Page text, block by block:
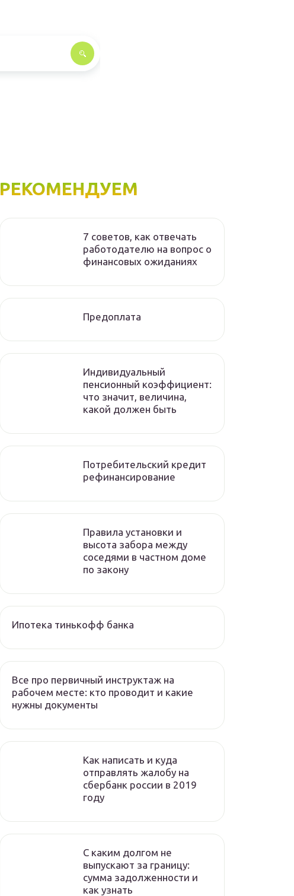
РЕКОМЕНДУЕМ
7 советов, как отвечать
работодателю на вопрос о
финансовых ожиданиях
Предоплата
Индивидуальный
пенсионный коэффициент:
что значит, величина,
какой должен быть
Потребительский кредит
рефинансирование
Правила установки и
высота забора между
соседями в частном доме
по закону
Ипотека тинькофф банка
Все про первичный инструктаж на
рабочем месте: кто проводит и какие
нужны документы
Как написать и куда
отправлять жалобу на
сбербанк россии в 2019
году
C каким долгом не
выпускают за границу:
сумма задолженности и
как узнать